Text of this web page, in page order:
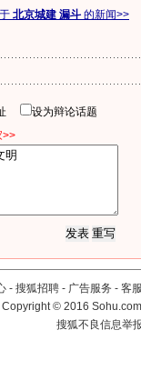
北京城建 漏斗 的新闻>>
设为辩论话题
>>
- 搜狐招聘 - 广告服务 - 客
Copyright©2016
搜狐不良信息举